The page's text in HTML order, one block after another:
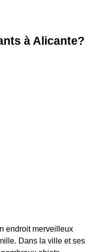
à Alicante?
endroit merveilleux
Dans la ville et ses